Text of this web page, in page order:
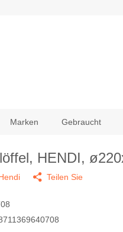
Marken Gebraucht
HENDI,
Teilen Sie